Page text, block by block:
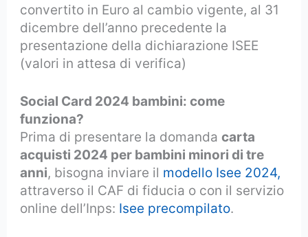
convertito in Euro al cambio vigente, al 31
dicembre dell’anno precedente la
presentazione della dichiarazione ISEE
(valori in attesa di verifica)
Social Card 2024 bambini: come
funziona?
Prima di presentare la domandacarta
acquisti 2024 per bambini minori di tre
anni, bisogna inviare il modello Isee 2024,
attraverso il CAF di fiducia o con il servizio
online dell’Inps: Isee precompilato.